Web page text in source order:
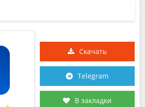
Скачать
Telegram
В закладки